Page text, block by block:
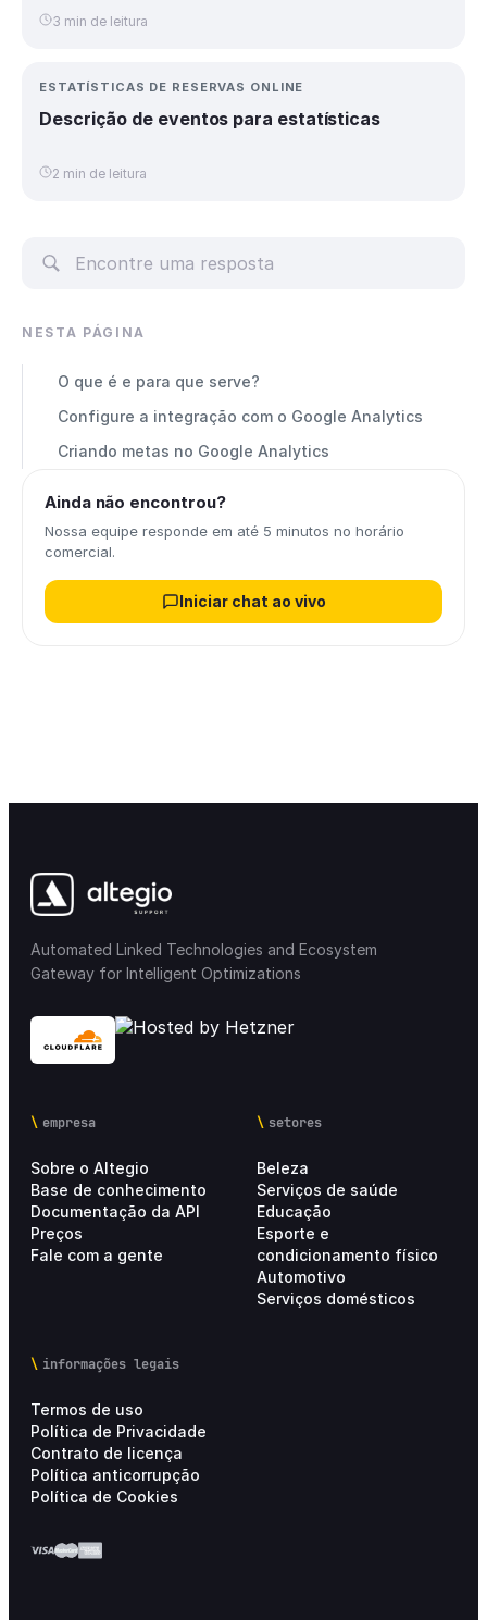
3 min de leitura
ESTATÍSTICAS DE RESERVAS ONLINE
Descrição de eventos para estatísticas
2 min de leitura
NESTA PÁGINA
O que é e para que serve?
Configure a integração com o Google Analytics
Criando metas no Google Analytics
Ainda não encontrou?
Nossa equipe responde em até 5 minutos no horário
comercial.
Iniciar chat ao vivo
Automated Linked Technologies and Ecosystem
Gateway for Intelligent Optimizations
empresa
Sobre o Altegio
Base de conhecimento
Documentação da API
Preços
Fale com a gente
setores
Beleza
Serviços de saúde
Educação
Esporte e
condicionamento físico
Automotivo
Serviços domésticos
informações legais
Termos de uso
Política de Privacidade
Contrato de licença
Política anticorrupção
Política de Cookies